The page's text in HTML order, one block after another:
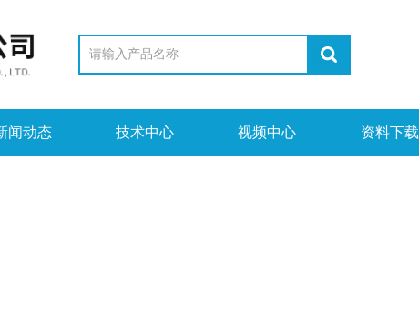
闻动态 技术中心 视频中心 资料下载